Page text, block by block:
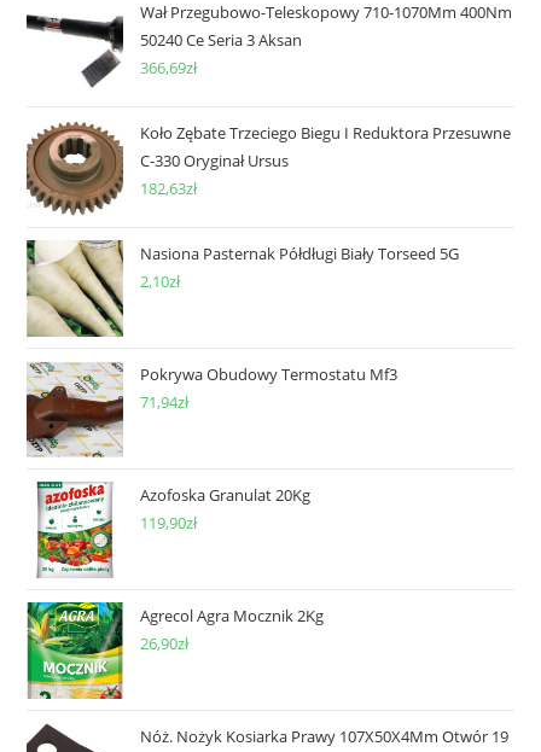
Wał Przegubowo-Teleskopowy 710-1070Mm 400Nm
50240 Ce Seria 3 Aksan
366,69zł
Koło Zębate Trzeciego Biegu I Reduktora Przesuwne
C-330 Oryginał Ursus
182,63zł
Nasiona Pasternak Półdługi Biały Torseed 5G
2,10zł
Pokrywa Obudowy Termostatu Mf3
71,94zł
Azofoska Granulat 20Kg
119,90zł
Agrecol Agra Mocznik 2Kg
26,90zł
Nóż. Nożyk Kosiarka Prawy 107X50X4Mm Otwór 19